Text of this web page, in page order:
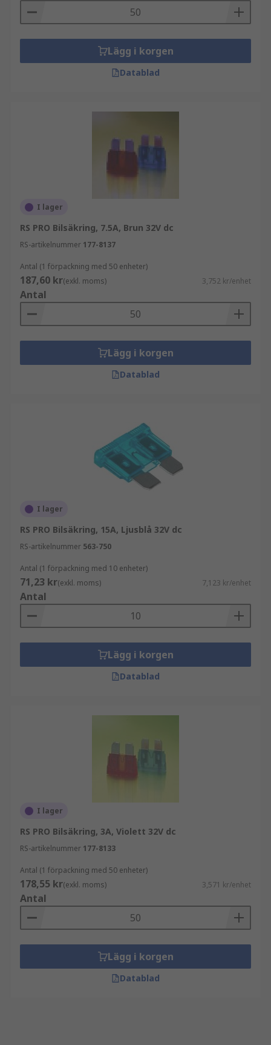
Lägg i korgen
Datablad
I lager
RS PRO Bilsäkring, 7.5A, Brun 32V dc
RS-artikelnummer 177-8137
Antal (1 förpackning med 50 enheter)
187,60 kr(exkl. moms) 3,752 kr/enhet
Antal
Lägg i korgen
Datablad
I lager
RS PRO Bilsäkring, 15A, Ljusblå 32V dc
RS-artikelnummer 563-750
Antal (1 förpackning med 10 enheter)
71,23 kr(exkl. moms) 7,123 kr/enhet
Antal
Lägg i korgen
Datablad
I lager
RS PRO Bilsäkring, 3A, Violett 32V dc
RS-artikelnummer 177-8133
Antal (1 förpackning med 50 enheter)
178,55 kr(exkl. moms) 3,571 kr/enhet
Antal
Lägg i korgen
Datablad